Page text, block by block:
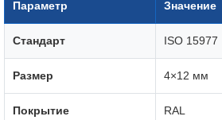
Параметр Значение
Стандарт ISO 15977
Размер 4×12 мм
Покрытие RAL